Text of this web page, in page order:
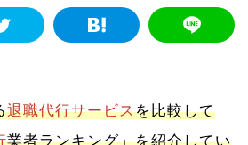
退職代行サービスを比較して
業者ランキング」を紹介してい